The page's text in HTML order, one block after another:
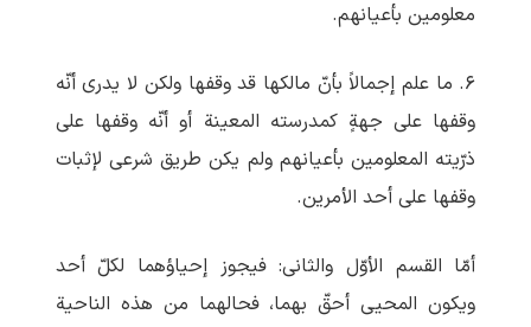
معلومین بأعیانهم.
۶. ما علم إجمالاً بأنّ مالکها قد وقفها ولکن لا یدری أنّه
وقفها علی جهةٍ کمدرسته المعینة أو أنّه وقفها علی
ذرّیته المعلومین بأعیانهم ولم یکن طریق شرعی لإثبات
وقفها علی أحد الأمرین.
أمّا القسم الأوّل والثانی: فیجوز إحیاؤهما لکلّ أحد
ویکون المحیی أحقّ بهما، فحالهما من هذه الناحیة